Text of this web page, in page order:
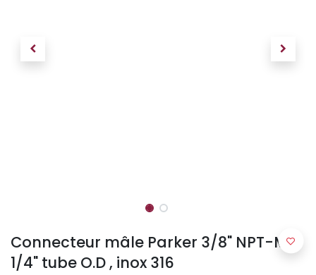
Connecteur mâle Parker 3/8" NPT-M X
1/4" tube O.D , inox 316